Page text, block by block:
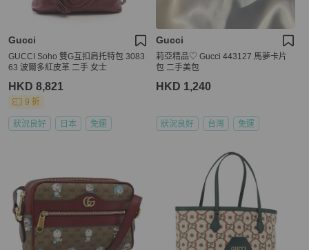
Gucci
GUCCI Soho 雙G互扣肩托特包 3083
63 波爾多紅皮革 二手 女士
HKD 8,821
9 折
狀況良好 日本 免運
Gucci
莉亞精品♡ Gucci 443127 馬夢卡片
包 二手美包
HKD 1,240
狀況良好 台灣 免運